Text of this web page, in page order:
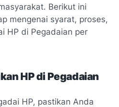
Berikut ini
mengenai syarat, proses,
HP di Pegadaian per
HP di Pegadaian
HP, pastikan Anda